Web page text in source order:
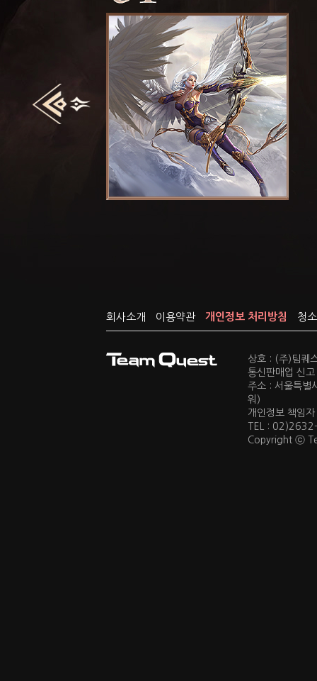
회사소개 이용약관 개인정보 처리방침 청
상호 : (주)팀퀘
통신판매업 신
주소 : 서울특
워)
개인정보 책
TEL :
Copyright ⓒ